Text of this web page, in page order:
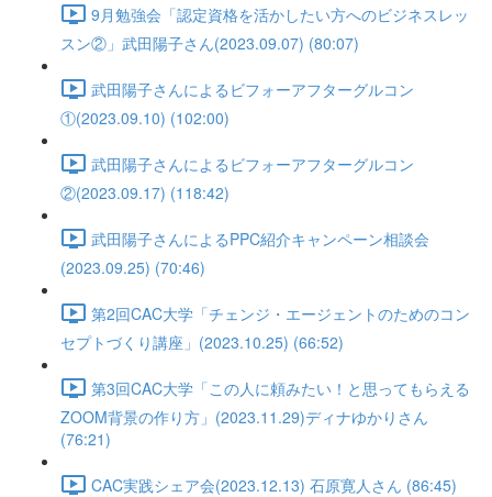
9月勉強会「認定資格を活かしたい方へのビジネスレッ
スン②」武田陽子さん(2023.09.07) (80:07)
武田陽子さんによるビフォーアフターグルコン
①(2023.09.10) (102:00)
武田陽子さんによるビフォーアフターグルコン
②(2023.09.17) (118:42)
武田陽子さんによるPPC紹介キャンペーン相談会
(2023.09.25) (70:46)
第2回CAC大学「チェンジ・エージェントのためのコン
セプトづくり講座」(2023.10.25) (66:52)
第3回CAC大学「この人に頼みたい！と思ってもらえる
ZOOM背景の作り方」(2023.11.29)ディナゆかりさん
(76:21)
CAC実践シェア会(2023.12.13) 石原寛人さん (86:45)